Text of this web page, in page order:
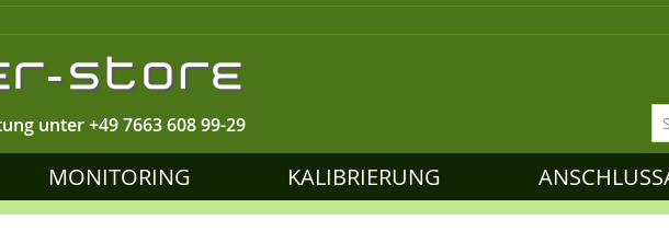
unter+49 7663 608 99-29
MONITORING KALIBRIERUNG